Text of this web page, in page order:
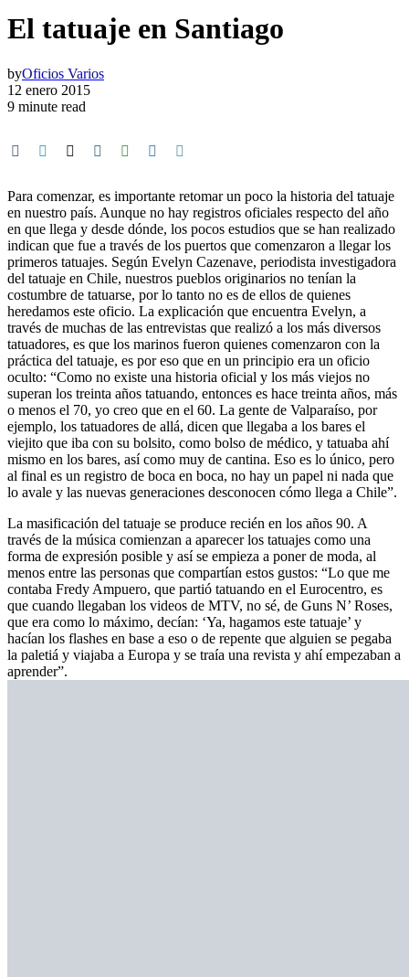
El tatuaje en Santiago
byOficios Varios
12 enero 2015
9 minute read
Para comenzar, es importante retomar un poco la historia del tatuaje
en nuestro país. Aunque no hay registros oficiales respecto del año
en que llega y desde dónde, los pocos estudios que se han realizado
indican que fue a través de los puertos que comenzaron a llegar los
primeros tatuajes. Según Evelyn Cazenave, periodista investigadora
del tatuaje en Chile, nuestros pueblos originarios no tenían la
costumbre de tatuarse, por lo tanto no es de ellos de quienes
heredamos este oficio. La explicación que encuentra Evelyn, a
través de muchas de las entrevistas que realizó a los más diversos
tatuadores, es que los marinos fueron quienes comenzaron con la
práctica del tatuaje, es por eso que en un principio era un oficio
oculto: “Como no existe una historia oficial y los más viejos no
superan los treinta años tatuando, entonces es hace treinta años, más
o menos el 70, yo creo que en el 60. La gente de Valparaíso, por
ejemplo, los tatuadores de allá, dicen que llegaba a los bares el
viejito que iba con su bolsito, como bolso de médico, y tatuaba ahí
mismo en los bares, así como muy de cantina. Eso es lo único, pero
al final es un registro de boca en boca, no hay un papel ni nada que
lo avale y las nuevas generaciones desconocen cómo llega a Chile”.
La masificación del tatuaje se produce recién en los años 90. A
través de la música comienzan a aparecer los tatuajes como una
forma de expresión posible y así se empieza a poner de moda, al
menos entre las personas que compartían estos gustos: “Lo que me
contaba Fredy Ampuero, que partió tatuando en el Eurocentro, es
que cuando llegaban los videos de MTV, no sé, de Guns N’ Roses,
que era como lo máximo, decían: ‘Ya, hagamos este tatuaje’ y
hacían los flashes en base a eso o de repente que alguien se pegaba
la paletiá y viajaba a Europa y se traía una revista y ahí empezaban a
aprender”.